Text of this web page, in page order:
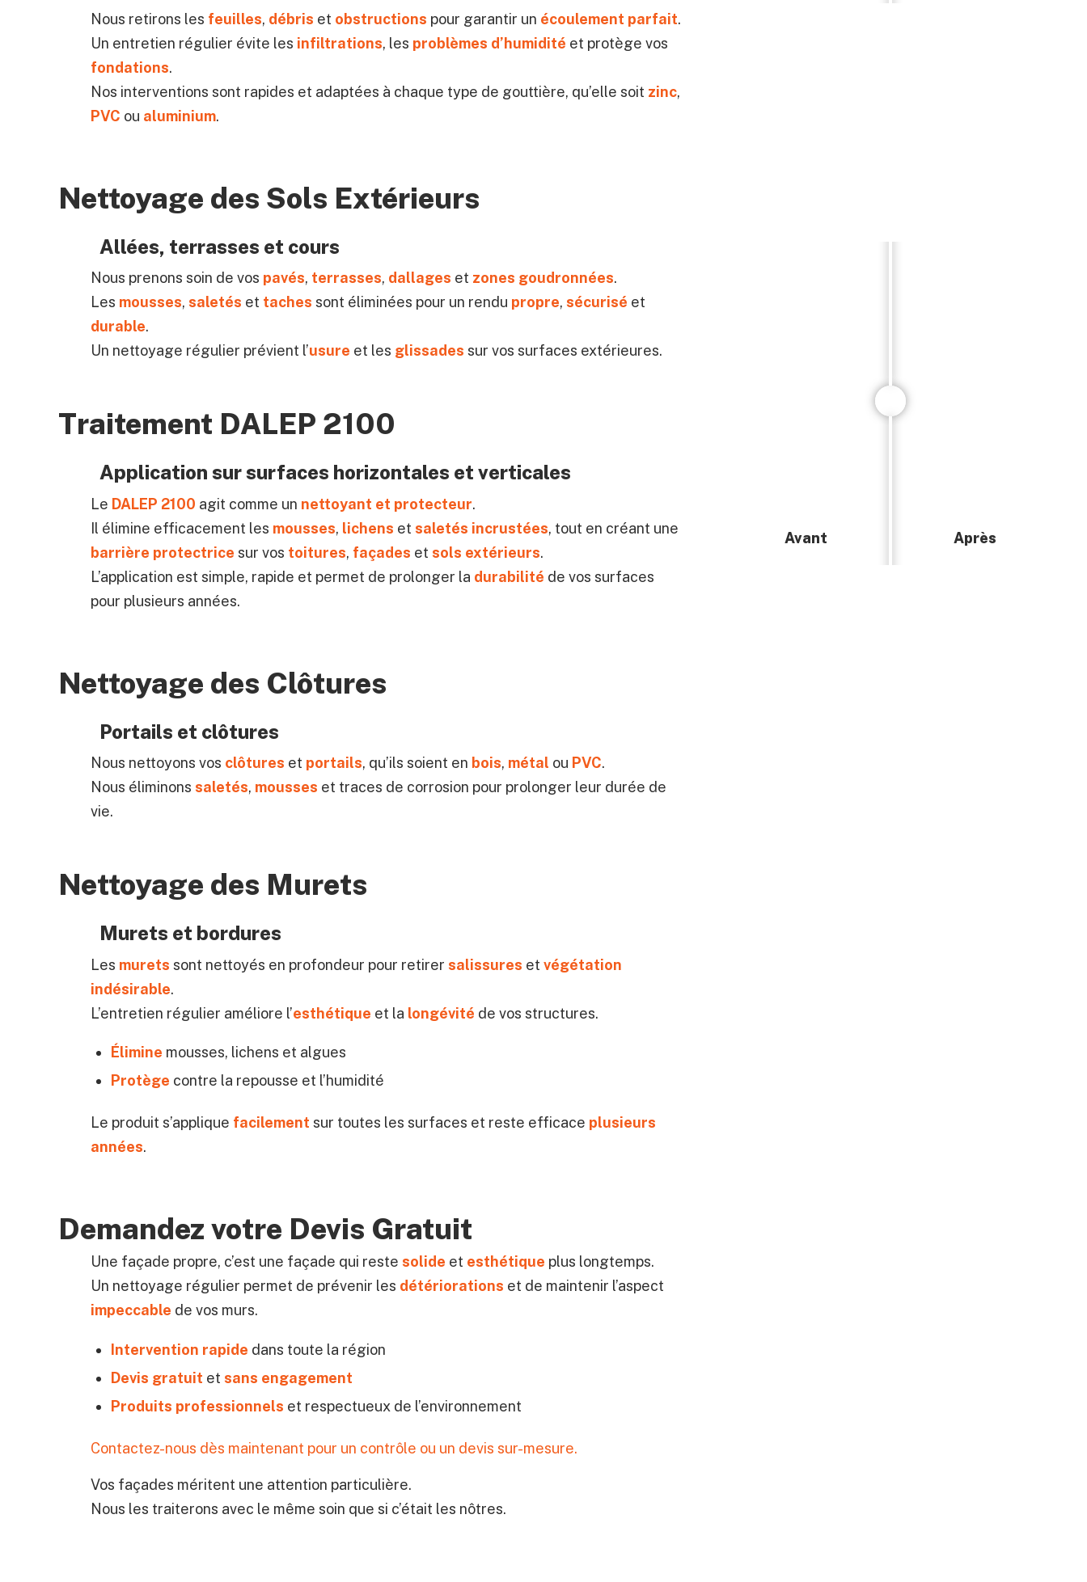
Nous retirons les feuilles, débris et obstructions pour garantir un écoulement parfait.
Un entretien régulier évite les infiltrations, les problèmes d’humidité et protège vos
fondations.
Nos interventions sont rapides et adaptées à chaque type de gouttière, qu’elle soit zinc,
PVC ou aluminium.
Nettoyage des Sols Extérieurs
Allées, terrasses et cours
Nous prenons soin de vos pavés, terrasses, dallages et zones goudronnées.
Les mousses, saletés et taches sont éliminées pour un rendu propre, sécurisé et
durable.
Un nettoyage régulier prévient l’usure et les glissades sur vos surfaces extérieures.
Traitement DALEP 2100
Application sur surfaces horizontales et verticales
Le DALEP 2100 agit comme un nettoyant et protecteur.
Il élimine efficacement les mousses, lichens et saletés incrustées, tout en créant une
barrière protectrice sur vos toitures, façades et sols extérieurs.
L’application est simple, rapide et permet de prolonger la durabilité de vos surfaces
pour plusieurs années.
Avant Après
Nettoyage des Clôtures
Portails et clôtures
Nous nettoyons vos clôtures et portails, qu’ils soient en bois, métal ou PVC.
Nous éliminons saletés, mousses et traces de corrosion pour prolonger leur durée de
vie.
Nettoyage des Murets
Murets et bordures
Les murets sont nettoyés en profondeur pour retirer salissures et végétation
indésirable.
L’entretien régulier améliore l’esthétique et la longévité de vos structures.
Élimine mousses, lichens et algues
Protège contre la repousse et l’humidité
Le produit s’applique facilement sur toutes les surfaces et reste efficace plusieurs
années.
Demandez votre Devis Gratuit
Une façade propre, c’est une façade qui reste solide et esthétique plus longtemps.
Un nettoyage régulier permet de prévenir les détériorations et de maintenir l’aspect
impeccable de vos murs.
Intervention rapide dans toute la région
Devis gratuit et sans engagement
Produits professionnels et respectueux de l’environnement
Contactez-nous dès maintenant pour un contrôle ou un devis sur-mesure.
Vos façades méritent une attention particulière.
Nous les traiterons avec le même soin que si c’était les nôtres.